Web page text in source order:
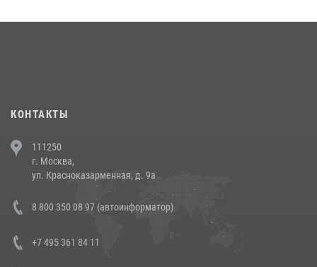
напавших на бригаду скорой помощи (видео)
14 июля 2026, 12:20
В Росгвардии прошла военно-научная конференция по обобщению
боевого опыта
КОНТАКТЫ
111250
г. Москва,
ул. Красноказарменная, д. 9а
8 800 350 08 97 (автоинформатор)
+7 495 361 84 11